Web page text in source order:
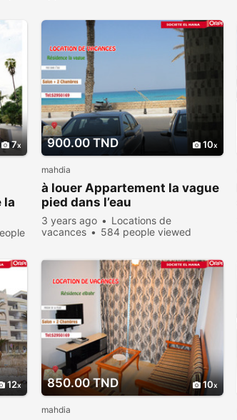
7
la
900.00 TND 10
mahdia
à louer Appartement la vague
pied dans l’eau
3 years ago
Locations de
vacances
584 people viewed
12 850.00 TND 10
mahdia